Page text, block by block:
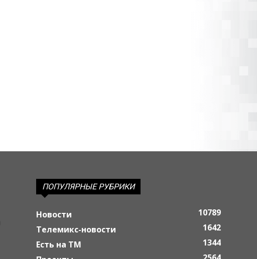
ПОПУЛЯРНЫЕ РУБРИКИ
Новости
10789
Телемикс-новости
1642
Есть на ТМ
1344